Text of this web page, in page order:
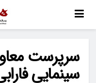
سرپرست
سینمایی